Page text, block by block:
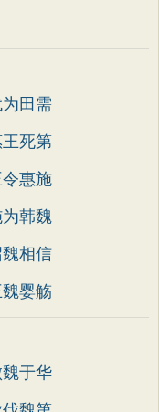
田需
死第
惠施
韩魏
相信
婴觞
于华